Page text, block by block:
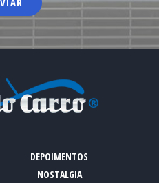
DEPOIMENTOS
NOSTALGIA